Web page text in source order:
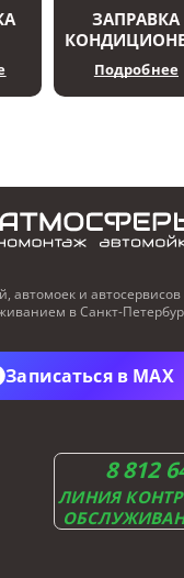
ЗАПРАВКА
Подробнее
автомоек и автосервисов
в Санкт-
8 812
ЛИНИЯ
в Telegram
Записаться в MAX